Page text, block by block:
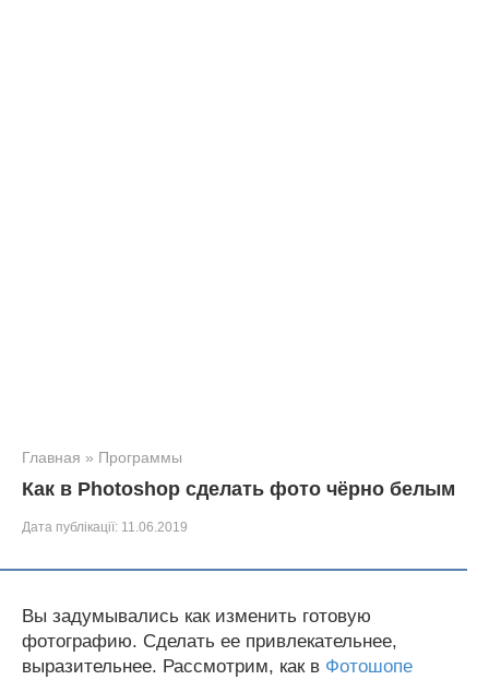
Главная » Программы
Как в Photoshop сделать фото чёрно белым
Дата публікації: 11.06.2019
Вы задумывались как изменить готовую
фотографию. Сделать ее привлекательнее,
выразительнее. Рассмотрим, как в Фотошопе